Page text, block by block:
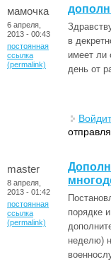
мамочка
6 апреля,
2013 - 00:43
постоянная
ссылка
(permalink)
в
имеет ли
день от
master
8 апреля,
2013 - 01:42
постоянная
ссылка
(permalink)
порядке
неделю)